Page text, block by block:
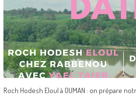
Roch Hodesh Eloul à OUMAN : on prépare